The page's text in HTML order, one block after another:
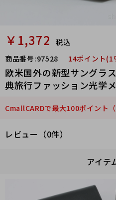
￥1,372
税込
商品番号:97528 14ポイント(1
欧米国外の新型サングラ
典旅行ファッション光学
CmallCARDで最大100ポイント
レビュー（0件）
アイテ